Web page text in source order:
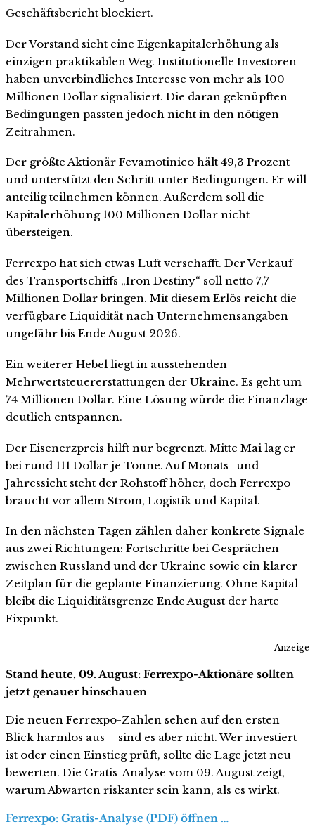
Geschäftsbericht blockiert.
Der Vorstand sieht eine Eigenkapitalerhöhung als
einzigen praktikablen Weg. Institutionelle Investoren
haben unverbindliches Interesse von mehr als 100
Millionen Dollar signalisiert. Die daran geknüpften
Bedingungen passten jedoch nicht in den nötigen
Zeitrahmen.
Der größte Aktionär Fevamotinico hält 49,3 Prozent
und unterstützt den Schritt unter Bedingungen. Er will
anteilig teilnehmen können. Außerdem soll die
Kapitalerhöhung 100 Millionen Dollar nicht
übersteigen.
Ferrexpo hat sich etwas Luft verschafft. Der Verkauf
des Transportschiffs „Iron Destiny“ soll netto 7,7
Millionen Dollar bringen. Mit diesem Erlös reicht die
verfügbare Liquidität nach Unternehmensangaben
ungefähr bis Ende August 2026.
Ein weiterer Hebel liegt in ausstehenden
Mehrwertsteuererstattungen der Ukraine. Es geht um
74 Millionen Dollar. Eine Lösung würde die Finanzlage
deutlich entspannen.
Der Eisenerzpreis hilft nur begrenzt. Mitte Mai lag er
bei rund 111 Dollar je Tonne. Auf Monats- und
Jahressicht steht der Rohstoff höher, doch Ferrexpo
braucht vor allem Strom, Logistik und Kapital.
In den nächsten Tagen zählen daher konkrete Signale
aus zwei Richtungen: Fortschritte bei Gesprächen
zwischen Russland und der Ukraine sowie ein klarer
Zeitplan für die geplante Finanzierung. Ohne Kapital
bleibt die Liquiditätsgrenze Ende August der harte
Fixpunkt.
Anzeige
Stand heute, 09. August: Ferrexpo-Aktionäre sollten
jetzt genauer hinschauen
Die neuen Ferrexpo-Zahlen sehen auf den ersten
Blick harmlos aus – sind es aber nicht. Wer investiert
ist oder einen Einstieg prüft, sollte die Lage jetzt neu
bewerten. Die Gratis-Analyse vom 09. August zeigt,
warum Abwarten riskanter sein kann, als es wirkt.
Ferrexpo: Gratis-Analyse (PDF) öffnen …